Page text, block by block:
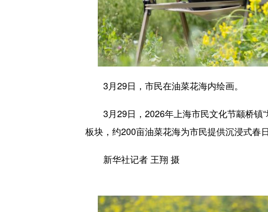
3月29日，市民在油菜花海内绘画。
3月29日，2026年上海市民文化节颛桥镇“
板块，约200亩油菜花海为市民提供沉浸式春
新华社记者 王翔 摄